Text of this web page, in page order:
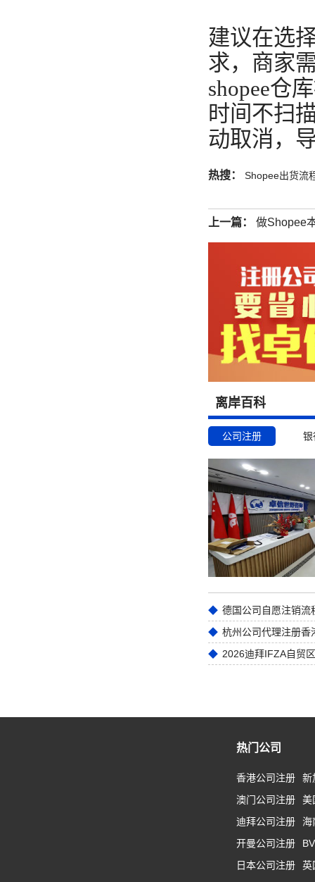
建议在选
求，商家
shopee仓
时间不扫
动取消，
热搜： Shopee出货流
上一篇： 做Shopee
离岸百科
公司注册 银
德国公司自愿注销流
2026迪拜IFZA自贸
热门公司
香港公司注册
新
澳门公司注册
美
迪拜公司注册
海
开曼公司注册
日本公司注册
英